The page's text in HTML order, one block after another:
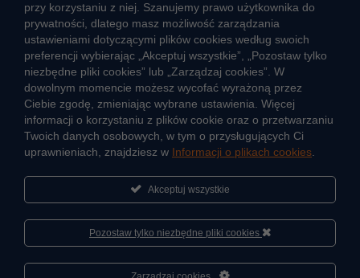
Ciepło przez cały rok
Usługi okołociepłownicze
Informacje ciepła systemowego
JAK POWSTAJE CIEPŁO
ŹRÓDŁA CIEPŁA
Mapa sieci ciepłowniczej
KIERUNKI ROZWOJU SIECI CIEPŁOWNICZEJ
CO TO JEST KOGENERACJA
przy korzystaniu z niej. Szanujemy prawo użytkownika do
prywatności, dlatego masz możliwość zarządzania
ustawieniami dotyczącymi plików cookies według swoich
preferencji wybierając „Akceptuj wszystkie”, „Pozostaw tylko
niezbędne pliki cookies” lub „Zarządzaj cookies”. W
dowolnym momencie możesz wycofać wyrażoną przez
Ciebie zgodę, zmieniając wybrane ustawienia. Więcej
informacji o korzystaniu z plików cookie oraz o przetwarzaniu
Twoich danych osobowych, w tym o przysługujących Ci
uprawnieniach, znajdziesz w Informacji o plikach cookies
Akceptuj wszystkie
Pozostaw tylko niezbędne pliki cookies
Cześć, porozmawiaj ze mną